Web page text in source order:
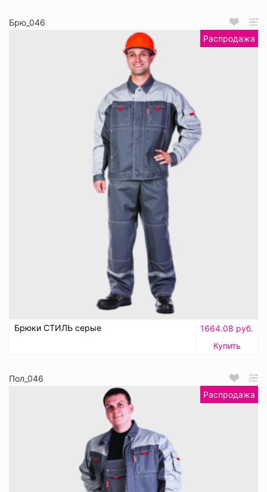
Брю_046
Распродажа
Брюки СТИЛЬ серые
1664.08 руб.
Купить
Пол_046
Распродажа